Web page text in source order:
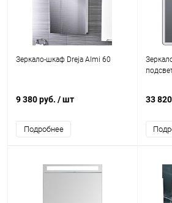
Зеркало-шкаф Dreja Almi 60
9 380 руб. / шт
Подробнее
33